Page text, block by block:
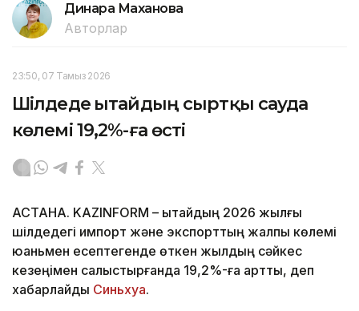
Динара Маханова
Авторлар
23:50, 07 Тамыз 2026
Шілдеде Қытайдың сыртқы сауда
көлемі 19,2%-ға өсті
АСТАНА. KAZINFORM – Қытайдың 2026 жылғы
шілдедегі импорт және экспорттың жалпы көлемі
юаньмен есептегенде өткен жылдың сәйкес
кезеңімен салыстырғанда 19,2%-ға артты, деп
хабарлайды Синьхуа.